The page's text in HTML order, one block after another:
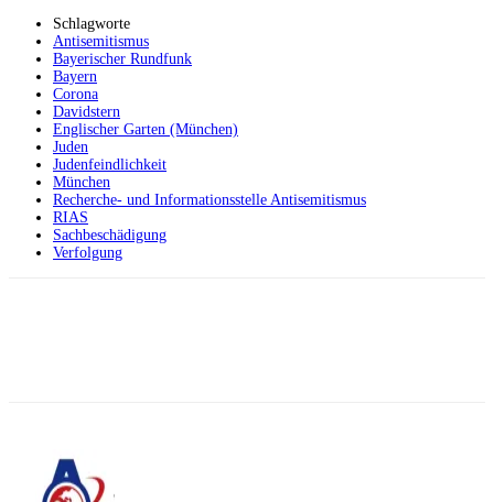
Schlagworte
Antisemitismus
Bayerischer Rundfunk
Bayern
Corona
Davidstern
Englischer Garten (München)
Juden
Judenfeindlichkeit
München
Recherche- und Informationsstelle Antisemitismus
RIAS
Sachbeschädigung
Verfolgung